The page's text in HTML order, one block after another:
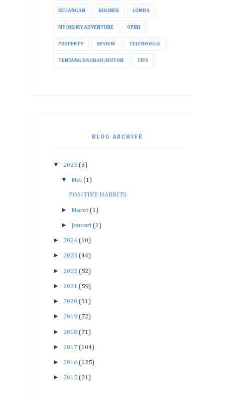
KEUANGAN KULINER LOMBA
MY JOB MY ADVENTURE OPINI
PROPERTY REVIEW TELENOVELA
TENTANG BAUBAU/BUTON TIPS
BLOG ARCHIVE
▼ 2025 (3)
▼ Mei (1)
POSITIVE HABBITS
► Maret (1)
► Januari (1)
► 2024 (10)
► 2023 (44)
► 2022 (52)
► 2021 (59)
► 2020 (31)
► 2019 (72)
► 2018 (71)
► 2017 (104)
► 2016 (125)
► 2015 (21)